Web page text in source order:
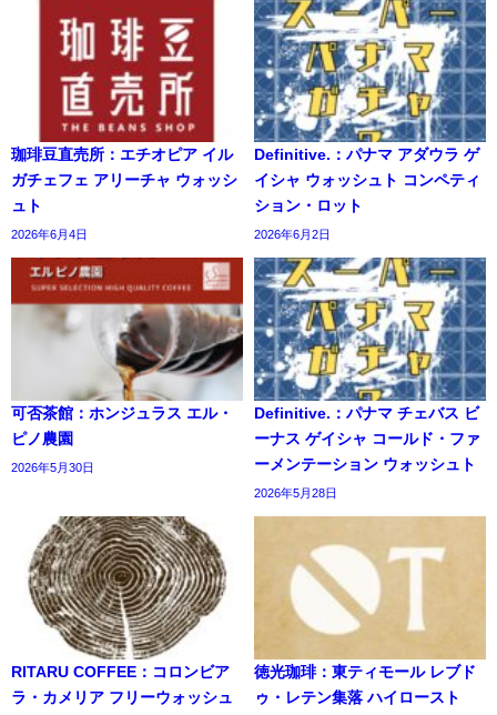
珈琲豆直売所：エチオピア イル
ガチェフェ アリーチャ ウォッシ
ュト
2026年6月4日
Definitive.：パナマ アダウラ ゲ
イシャ ウォッシュト コンペティ
ション・ロット
2026年6月2日
可否茶館：ホンジュラス エル・
ピノ農園
2026年5月30日
Definitive.：パナマ チェバス ビ
ーナス ゲイシャ コールド・ファ
ーメンテーション ウォッシュト
2026年5月28日
RITARU COFFEE：コロンビア
ラ・カメリア フリーウォッシュ
徳光珈琲：東ティモール レブド
ゥ・レテン集落 ハイロースト